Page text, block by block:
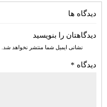
دیدگاه ها
دیدگاهتان را بنویسید
نشانی ایمیل شما منتشر نخواهد شد.
دیدگاه *